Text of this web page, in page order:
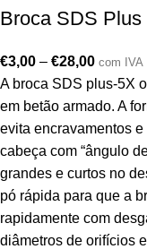
Broca SDS Plus
€3,00 – €28,00 com IVA
A broca SDS plus-5X
em betão armado. A
evita encravamentos
cabeça com “ângulo
grandes e curtos no
pó rápida para que a
rapidamente com
diâmetros de orifícios